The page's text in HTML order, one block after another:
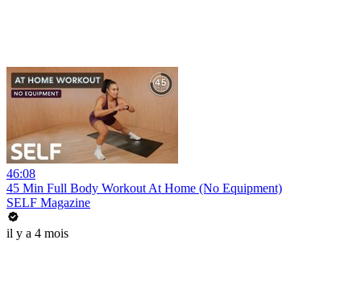
46:08
45 Min Full Body Workout At Home (No Equipment)
SELF Magazine
il y a 4 mois